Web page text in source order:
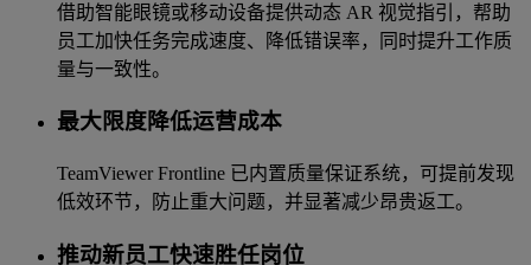
借助智能眼镜或移动设备提供动态 AR 视觉指引，帮助
员工加快任务完成速度、降低错误率，同时提升工作质
量与一致性。
最大限度降低运营成本
TeamViewer Frontline 已内置质量保证系统，可提前发现
低效环节，防止重大问题，并显著减少昂贵返工。
推动新员工快速胜任岗位